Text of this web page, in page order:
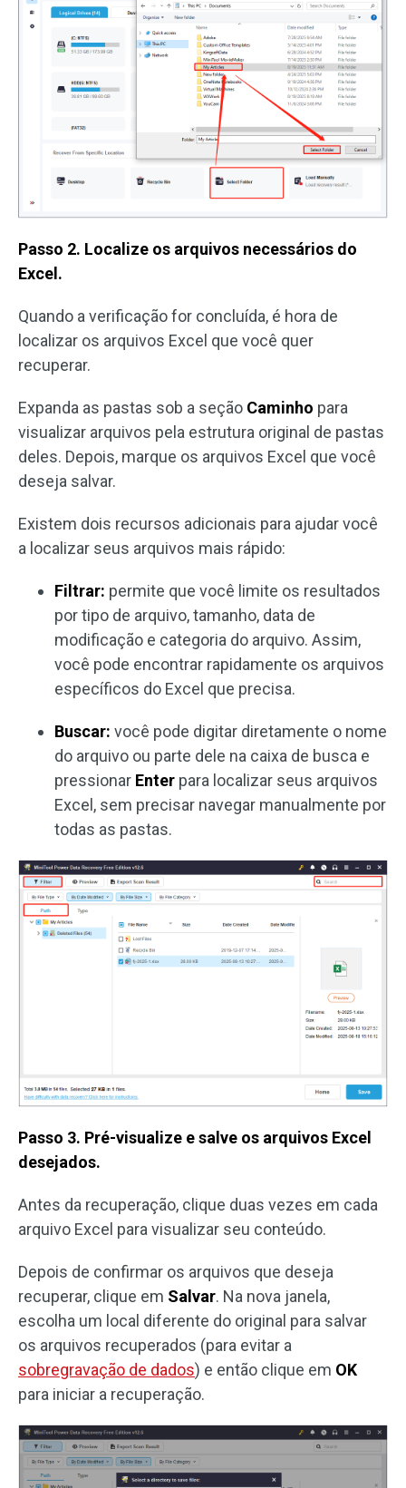
Passo 2. Localize os arquivos necessários do
Excel.
Quando a verificação for concluída, é hora de
localizar os arquivos Excel que você quer
recuperar.
Expanda as pastas sob a seção Caminho para
visualizar arquivos pela estrutura original de pastas
deles. Depois, marque os arquivos Excel que você
deseja salvar.
Existem dois recursos adicionais para ajudar você
a localizar seus arquivos mais rápido:
Filtrar: permite que você limite os resultados
por tipo de arquivo, tamanho, data de
modificação e categoria do arquivo. Assim,
você pode encontrar rapidamente os arquivos
específicos do Excel que precisa.
Buscar: você pode digitar diretamente o nome
do arquivo ou parte dele na caixa de busca e
pressionar Enter para localizar seus arquivos
Excel, sem precisar navegar manualmente por
todas as pastas.
Passo 3. Pré-visualize e salve os arquivos Excel
desejados.
Antes da recuperação, clique duas vezes em cada
arquivo Excel para visualizar seu conteúdo.
Depois de confirmar os arquivos que deseja
recuperar, clique em Salvar. Na nova janela,
escolha um local diferente do original para salvar
os arquivos recuperados (para evitar a
sobregravação de dados) e então clique em OK
para iniciar a recuperação.